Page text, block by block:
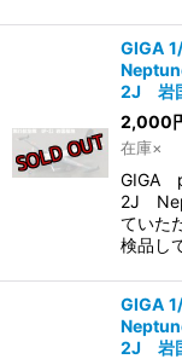
GIGA
2J 岩
2,000
在庫×
GIGA
2J
ていた
検品し
GIGA
2J 岩